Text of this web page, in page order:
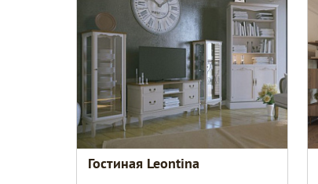
Гостиная Leontina